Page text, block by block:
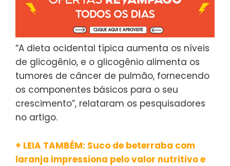
“A dieta ocidental típica aumenta os níveis
de glicogênio, e o glicogênio alimenta os
tumores de câncer de pulmão, fornecendo
os componentes básicos para o seu
crescimento”, relataram os pesquisadores
no artigo.
+ LEIA TAMBÉM: Suco de beterraba com
laranja impressiona pelo valor nutritivo e